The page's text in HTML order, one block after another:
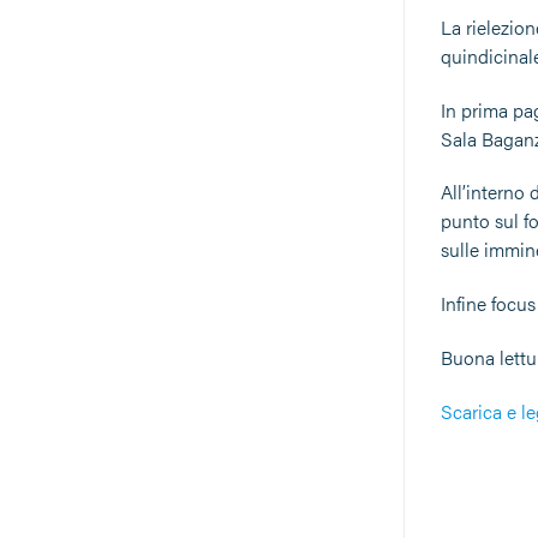
La
In prima
Sala
All’interno
punto sul
sulle
Infine
Buona
Scarica e